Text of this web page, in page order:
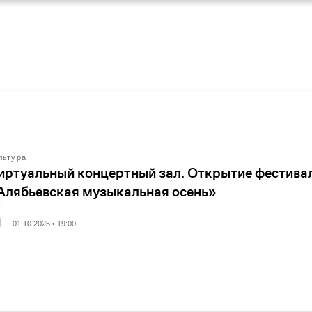
концертный зал. Открытие
музыкальная осень»
01.10.2025 • 19:00